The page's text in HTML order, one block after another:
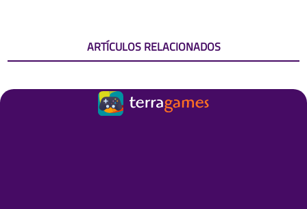
ARTÍCULOS RELACIONADOS